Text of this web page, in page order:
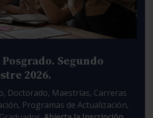
Segundo
2026.
Doctorado, Maestrías, Carreras
Programas de Actualización,